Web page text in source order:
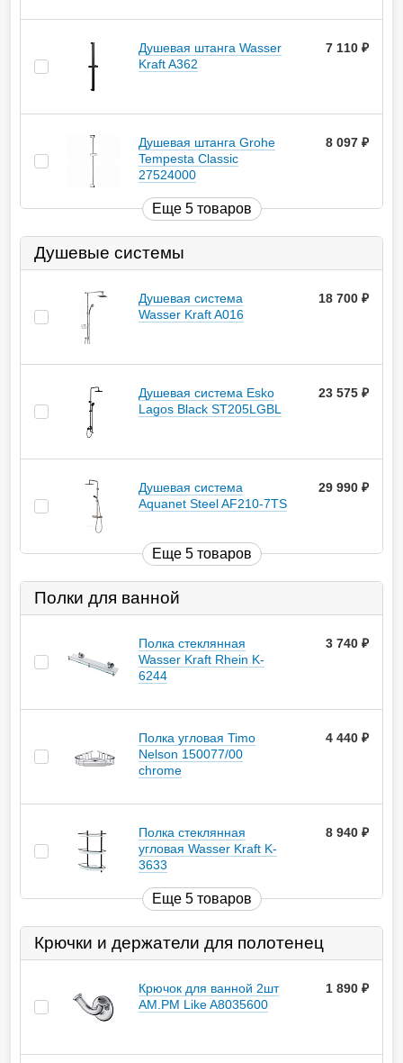
Душевая штанга Wasser
Kraft A362
7 110
Душевая штанга Grohe
Tempesta Classic
27524000
8 097
Еще 5 товаров
Душевые системы
Душевая система
Wasser Kraft A016
18 700
Душевая система Esko
Lagos Black ST205LGBL
23 575
Душевая система
Aquanet Steel AF210-7TS
29 990
Еще 5 товаров
Полки для ванной
Полка стеклянная
Wasser Kraft Rhein K-
6244
3 740
Полка угловая Timo
Nelson 150077/00
chrome
4 440
Полка стеклянная
угловая Wasser Kraft K-
3633
8 940
Еще 5 товаров
Крючки и держатели для полотенец
Крючок для ванной 2шт
AM.PM Like A8035600
1 890